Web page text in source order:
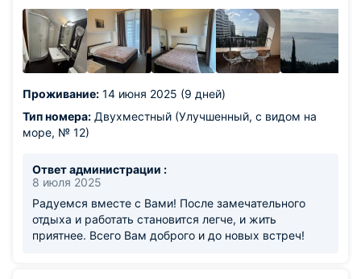
Есть парковка, мангал для мяса и много мест чтобы
посидеть. Также есть чистейший бассейн у которого
всегда работает фильтр. Были очень вкусные завтраки ,
всегда все свежее и приготовлено с душой Хозяева
подскажут, расскажут все что нужно!!!! В общем, всё
устроило на 100! Обязательно вернемся еще
Проживание: 14 июня 2025 (9 дней)
Тип номера: Двухместный (Улучшенный, с видом на
море, № 12)
Ответ администрации :
8 июля 2025
Радуемся вместе с Вами! После замечательного
отдыха и работать становится легче, и жить
приятнее. Всего Вам доброго и до новых встреч!